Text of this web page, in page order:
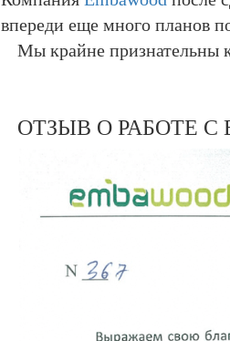
впереди еще много планов
Мы крайне признательны
ОТЗЫВ О РАБОТЕ С